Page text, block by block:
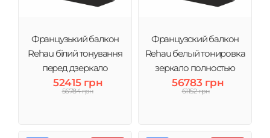
Французький балкон
Rehau білий тонування
перед дзеркало
52415 грн
56784 грн
Французский балкон
Rehau белый тонировка
зеркало полностью
56783 грн
61152 грн